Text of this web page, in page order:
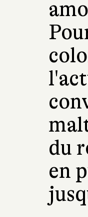
du
en